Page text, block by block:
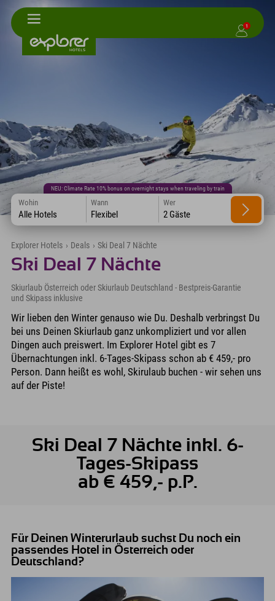
1
NEU: Climate Rate 10% bonus on overnight stays when traveling by train
Wohin
Alle Hotels
Wann
Flexibel
Wer
2 Gäste
Explorer Hotels › Deals › Ski Deal 7 Nächte
Ski Deal 7 Nächte
Skiurlaub Österreich oder Skiurlaub Deutschland - Bestpreis-Garantie
und Skipass inklusive
Wir lieben den Winter genauso wie Du. Deshalb verbringst Du
bei uns Deinen Skiurlaub ganz unkompliziert und vor allen
Dingen auch preiswert. Im Explorer Hotel gibt es 7
Übernachtungen inkl. 6-Tages-Skipass schon ab € 459,- pro
Person. Dann heißt es wohl, Skirulaub buchen - wir sehen uns
auf der Piste!
Ski Deal 7 Nächte inkl. 6-
Tages-Skipass
ab € 459,- p.P.
Für Deinen Winterurlaub suchst Du noch ein
passendes Hotel in Österreich oder
Deutschland?